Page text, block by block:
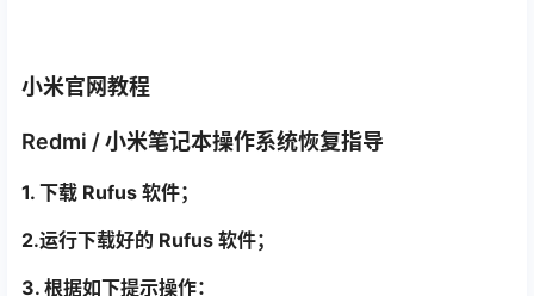
小米官网教程
Redmi / 小米笔记本操作系统恢复指导
1. 下载 Rufus 软件；
2.运行下载好的 Rufus 软件；
3. 根据如下提示操作：